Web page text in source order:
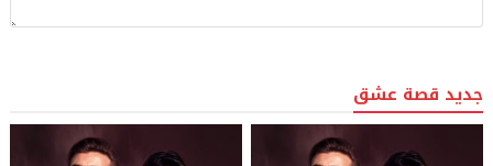
جديد قصة عشق